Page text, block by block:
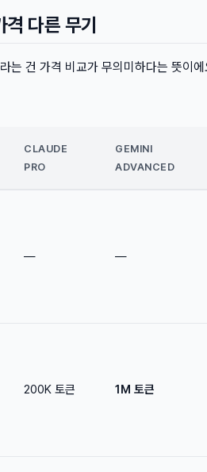
다른 무기
는 건 가격 비교가 무의미하다는 뜻이
CLAUDE
PRO
GEMINI
ADVANCED
— —
200K 토큰 1M 토큰